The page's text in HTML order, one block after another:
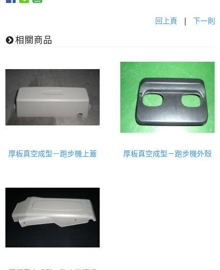
回上頁 | 下一則
相關商品
厚板真空成型－跑步機上蓋 厚板真空成型－跑步機外殼